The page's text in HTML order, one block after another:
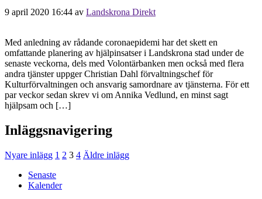
9 april 2020 16:44 av Landskrona Direkt
Med anledning av rådande coronaepidemi har det skett en
omfattande planering av hjälpinsatser i Landskrona stad under de
senaste veckorna, dels med Volontärbanken men också med flera
andra tjänster uppger Christian Dahl förvaltningschef för
Kulturförvaltningen och ansvarig samordnare av tjänsterna. För ett
par veckor sedan skrev vi om Annika Vedlund, en minst sagt
hjälpsam och […]
Inläggsnavigering
Nyare inlägg 1 2 3 4 Äldre inlägg
Senaste
Kalender